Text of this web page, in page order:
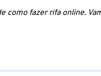
como fazer rifa online.